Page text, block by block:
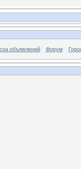
объявлений Форум